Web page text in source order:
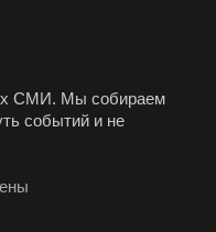
СМИ. Мы собираем
событий и не